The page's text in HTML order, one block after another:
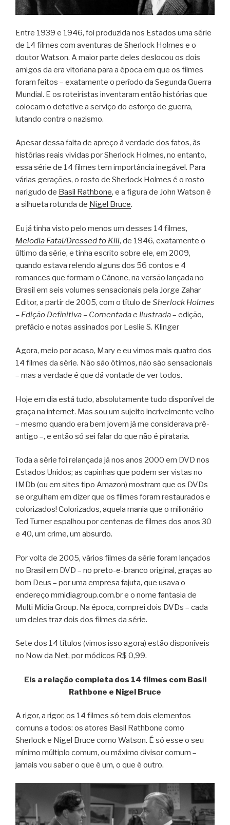
Entre 1939 e 1946, foi produzida nos Estados uma série
de 14 filmes com aventuras de Sherlock Holmes e o
doutor Watson. A maior parte deles deslocou os dois
amigos da era vitoriana para a época em que os filmes
foram feitos – exatamente o período da Segunda Guerra
Mundial. E os roteiristas inventaram então histórias que
colocam o detetive a serviço do esforço de guerra,
lutando contra o nazismo.
Apesar dessa falta de apreço à verdade dos fatos, às
histórias reais vividas por Sherlock Holmes, no entanto,
essa série de 14 filmes tem importância inegável. Para
várias gerações, o rosto de Sherlock Holmes é o rosto
narigudo de Basil Rathbone, e a figura de John Watson é
a silhueta rotunda de Nigel Bruce.
Eu já tinha visto pelo menos um desses 14 filmes,
Melodia Fatal/Dressed to Kill, de 1946, exatamente o
último da série, e tinha escrito sobre ele, em 2009,
quando estava relendo alguns dos 56 contos e 4
romances que formam o Cânone, na versão lançada no
Brasil em seis volumes sensacionais pela Jorge Zahar
Editor, a partir de 2005, com o título de Sherlock Holmes
– Edição Definitiva – Comentada e Ilustrada– edição,
prefácio e notas assinados por Leslie S. Klinger
Agora, meio por acaso, Mary e eu vimos mais quatro dos
14 filmes da série. Não são ótimos, não são sensacionais
– mas a verdade é que dá vontade de ver todos.
Hoje em dia está tudo, absolutamente tudo disponível de
graça na internet. Mas sou um sujeito incrivelmente velho
– mesmo quando era bem jovem já me considerava pré-
antigo –, e então só sei falar do que não é pirataria.
Toda a série foi relançada já nos anos 2000 em DVD nos
Estados Unidos; as capinhas que podem ser vistas no
IMDb (ou em sites tipo Amazon) mostram que os DVDs
se orgulham em dizer que os filmes foram restaurados e
colorizados! Colorizados, aquela mania que o milionário
Ted Turner espalhou por centenas de filmes dos anos 30
e 40, um crime, um absurdo.
Por volta de 2005, vários filmes da série foram lançados
no Brasil em DVD – no preto-e-branco original, graças ao
bom Deus – por uma empresa fajuta, que usava o
endereço mmidiagroup.com.br e o nome fantasia de
Multi Midia Group. Na época, comprei dois DVDs – cada
um deles traz dois dos filmes da série.
Sete dos 14 títulos (vimos isso agora) estão disponíveis
no Now da Net, por módicos R$ 0,99.
Eis a relação completa dos 14 filmes com Basil
Rathbone e Nigel Bruce
A rigor, a rigor, os 14 filmes só tem dois elementos
comuns a todos: os atores Basil Rathbone como
Sherlock e Nigel Bruce como Watson. É só esse o seu
mínimo múltiplo comum, ou máximo divisor comum –
jamais vou saber o que é um, o que é outro.